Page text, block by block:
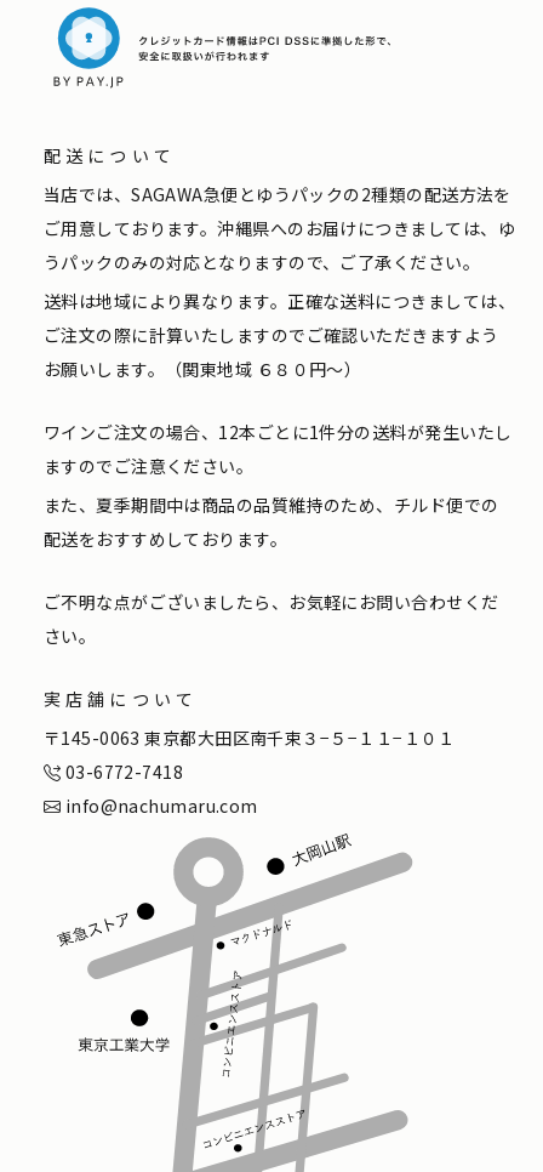
配送について
当店では、SAGAWA急便とゆうパックの2種類の配送方法を
ご用意しております。沖縄県へのお届けにつきましては、ゆ
うパックのみの対応となりますので、ご了承ください。
送料は地域により異なります。正確な送料につきましては、
ご注文の際に計算いたしますのでご確認いただきますよう
お願いします。（関東地域 ６８０円〜）
ワインご注文の場合、12本ごとに1件分の送料が発生いたし
ますのでご注意ください。
また、夏季期間中は商品の品質維持のため、チルド便での
配送をおすすめしております。
ご不明な点がございましたら、お気軽にお問い合わせくだ
さい。
実店舗について
〒145-0063 東京都大田区南千束３−５−１１−１０１
03-6772-7418
info@nachumaru.com